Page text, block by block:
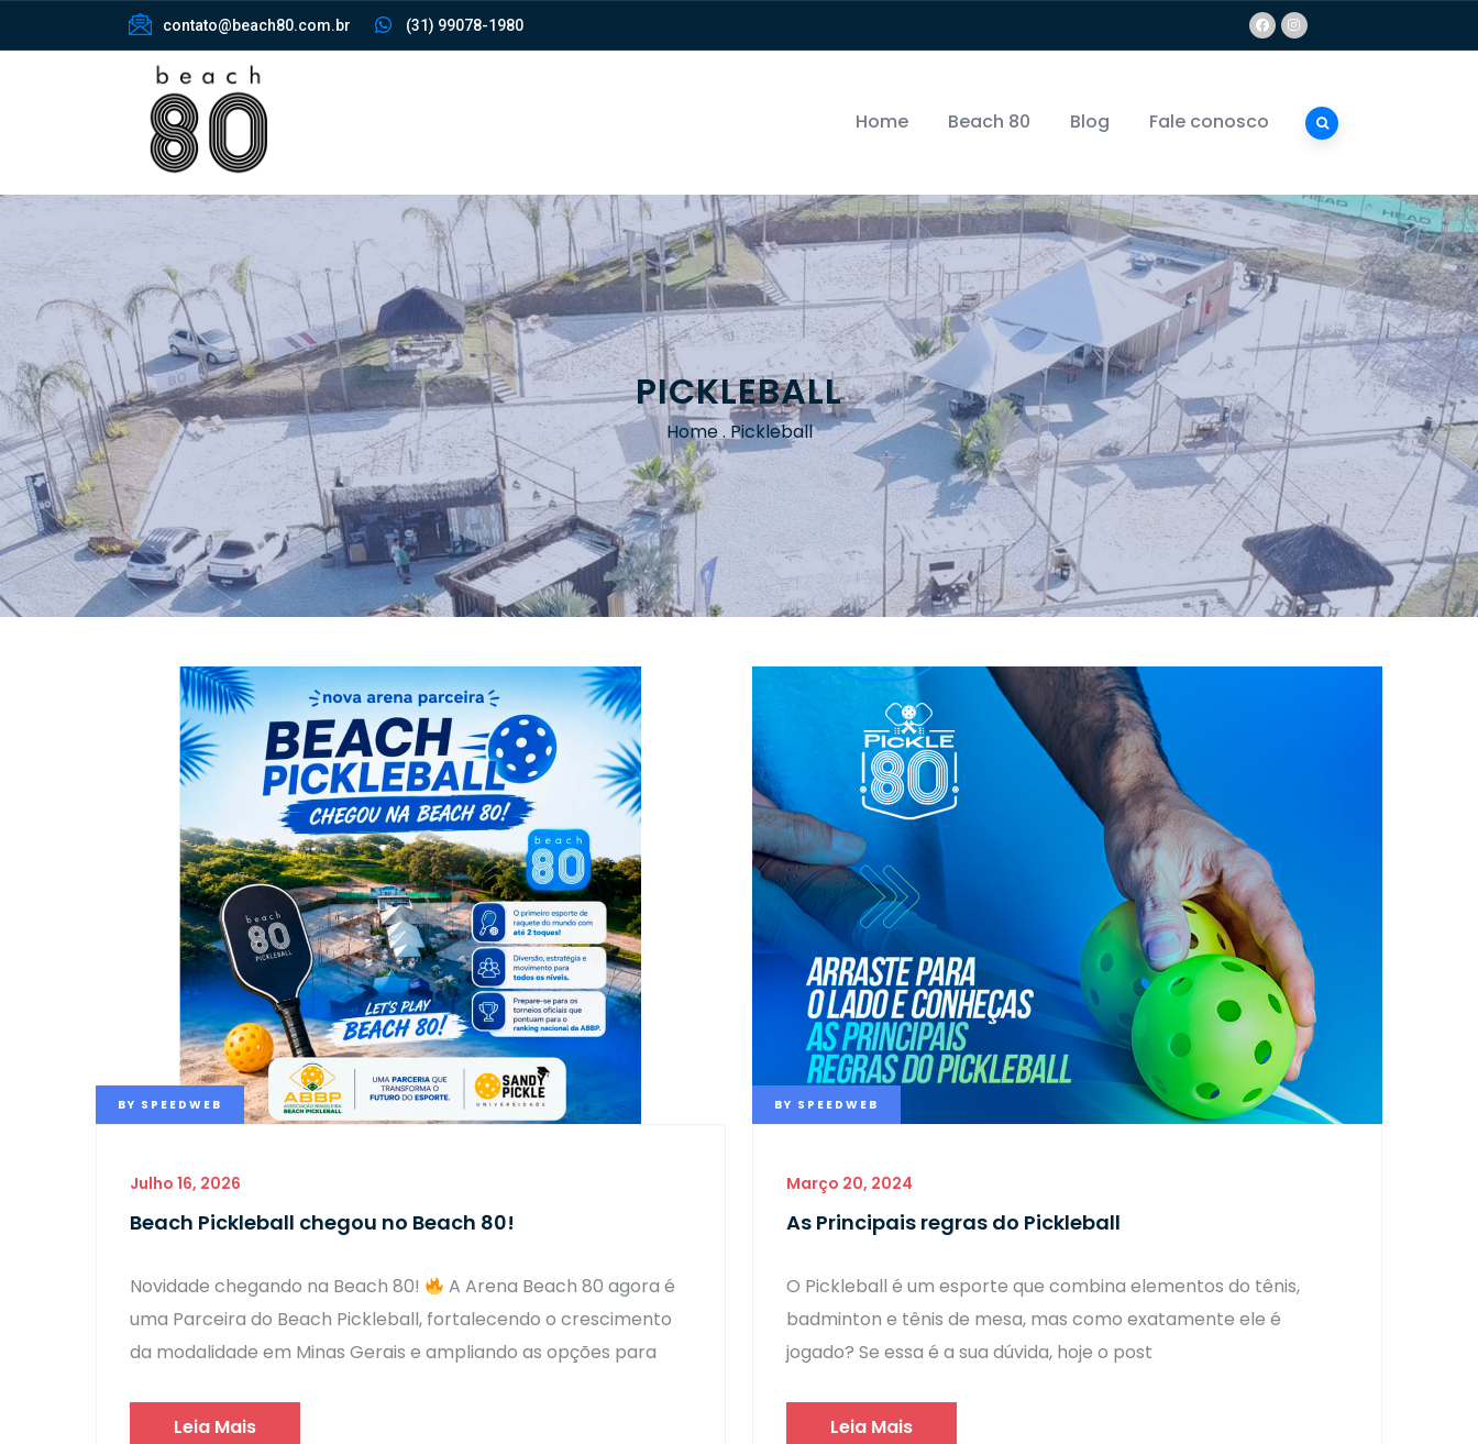
contato@beach80.com.br (31) 99078-1980⠀⠀
Home Beach 80 Blog Fale conosco
PICKLEBALL
Home. Pickleball
BY SPEEDWEB
Julho 16, 2026
Beach Pickleball chegou no Beach 80!
Novidade chegando na Beach 80!
A Arena Beach 80 agora é
uma Parceira do Beach Pickleball, fortalecendo o crescimento
da modalidade em Minas Gerais e ampliando as opções para
Leia Mais
BY SPEEDWEB
Março 20, 2024
As Principais regras do Pickleball
O Pickleball é um esporte que combina elementos do tênis,
badminton e tênis de mesa, mas como exatamente ele é
jogado? Se essa é a sua dúvida, hoje o post
Leia Mais